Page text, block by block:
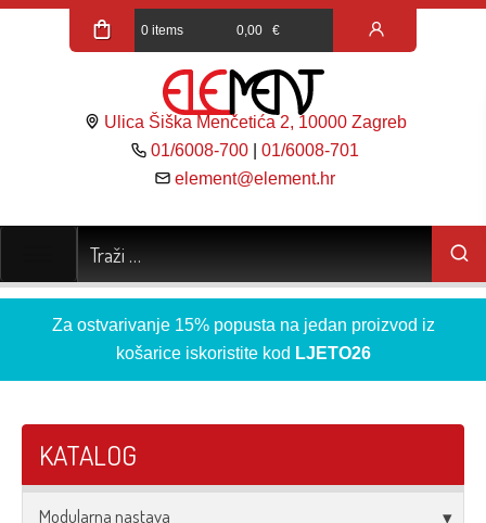
0 items 0,00 €
Ulica Šiška Menčetića 2, 10000 Zagreb
01/6008-700 |01/6008-701
element@element.hr
Za ostvarivanje 15% popusta na jedan proizvod iz
košarice iskoristite kod LJETO26
KATALOG
Modularna nastava